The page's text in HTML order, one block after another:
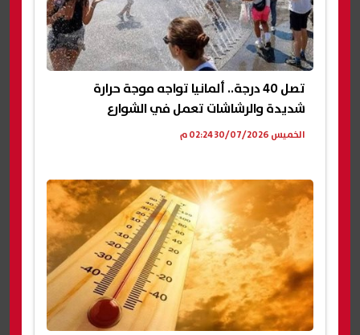
تصل 40 درجة.. ألمانيا تواجه موجة حرارة
شديدة والرشاشات تعمل في الشوارع
الخميس 30/07/2026 02:24 م